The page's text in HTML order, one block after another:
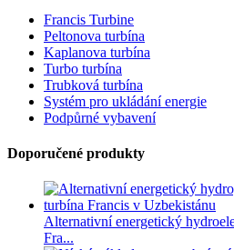
Francis Turbine
Peltonova turbína
Kaplanova turbína
Turbo turbína
Trubková turbína
Systém pro ukládání energie
Podpůrné vybavení
Doporučené produkty
Alternativní energetický
Fra...